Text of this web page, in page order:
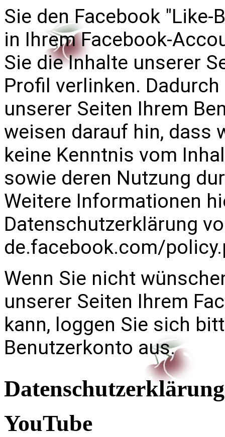
Sie den Facebook
in Ihrem Facebook-
Sie die Inhalte unserer
Profil verlinken.
unserer Seiten Ihrem
weisen darauf hin, dass
keine Kenntnis vom
sowie deren Nutzung
Weitere Informationen
Datenschutzerklärung
de.facebook.com/
Wenn Sie nicht
unserer Seiten Ihrem
kann, loggen Sie sich
Benutzerkonto aus.
YouTube